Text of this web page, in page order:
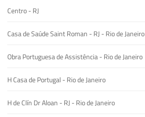
Centro - RJ
Casa de Saúde Saint Roman - RJ - Rio de Janeiro
Obra Portuguesa de Assistência - Rio de Janeiro
H Casa de Portugal - Rio de Janeiro
H de Clín Dr Aloan - RJ - Rio de Janeiro